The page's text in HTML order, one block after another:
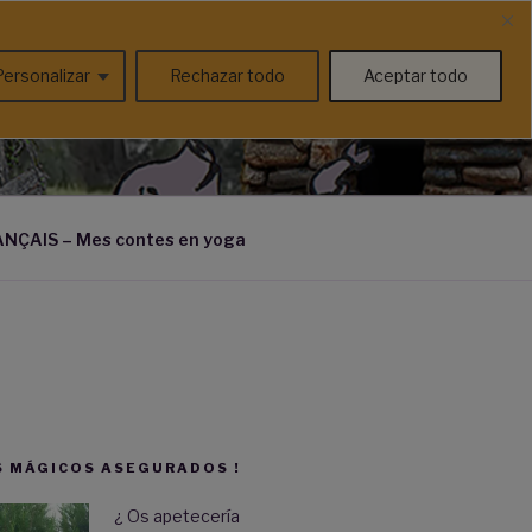
Rechazar todo Aceptar todo
– Mes contes en yoga
MÁGICOS ASEGURADOS !
¿ Os apetecería